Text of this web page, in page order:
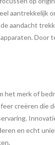
aantrekkelijk
aandacht
het merk of
creëren die
en echt